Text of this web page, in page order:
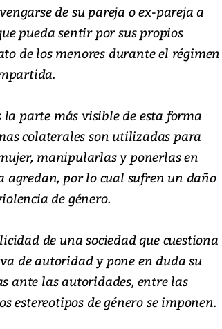
de su pareja o ex-pareja a
pueda sentir por sus propios
de los menores durante el régimen
parte más visible de esta forma
colaterales son utilizadas para
manipularlas y ponerlas en
agredan, por lo cual sufren un daño
de género.
de una sociedad que cuestiona
de autoridad y pone en duda su
ante las autoridades, entre las
estereotipos de género se imponen.